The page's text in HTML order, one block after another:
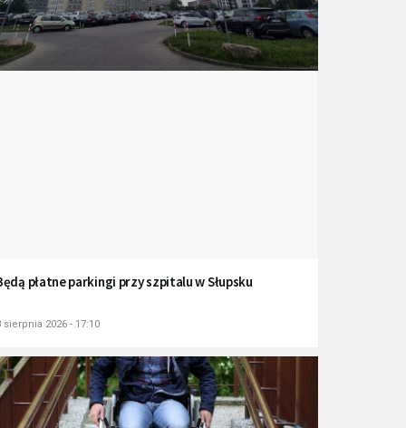
płatne parkingi przy szpitalu w Słupsku
sierpnia 2026 - 17:10